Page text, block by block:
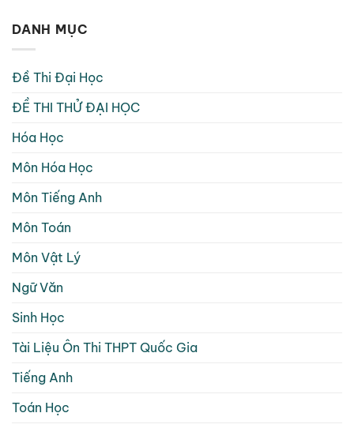
DANH MỤC
Đề Thi Đại Học
ĐỀ THI THỬ ĐẠI HỌC
Hóa Học
Môn Hóa Học
Môn Tiếng Anh
Môn Toán
Môn Vật Lý
Ngữ Văn
Sinh Học
Tài Liệu Ôn Thi THPT Quốc Gia
Tiếng Anh
Toán Học